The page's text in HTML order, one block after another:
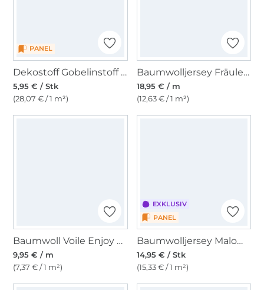
PANEL
Dekostoff Gobelinstoff Panel Schildkröte, 46 x 46 cm
5,95 € / Stk
(28,07 € / 1 m²)
Baumwolljersey Fräulein von Julie Kühe, wollweiß
18,95 € / m
(12,63 € / 1 m²)
Baumwoll Voile Enjoy Bright Horizon Elephants, pink
9,95 € / m
(7,37 € / 1 m²)
EXKLUSIV
PANEL
Baumwolljersey Malomi Schneeeule 150 x 65 cm
14,95 € / Stk
(15,33 € / 1 m²)